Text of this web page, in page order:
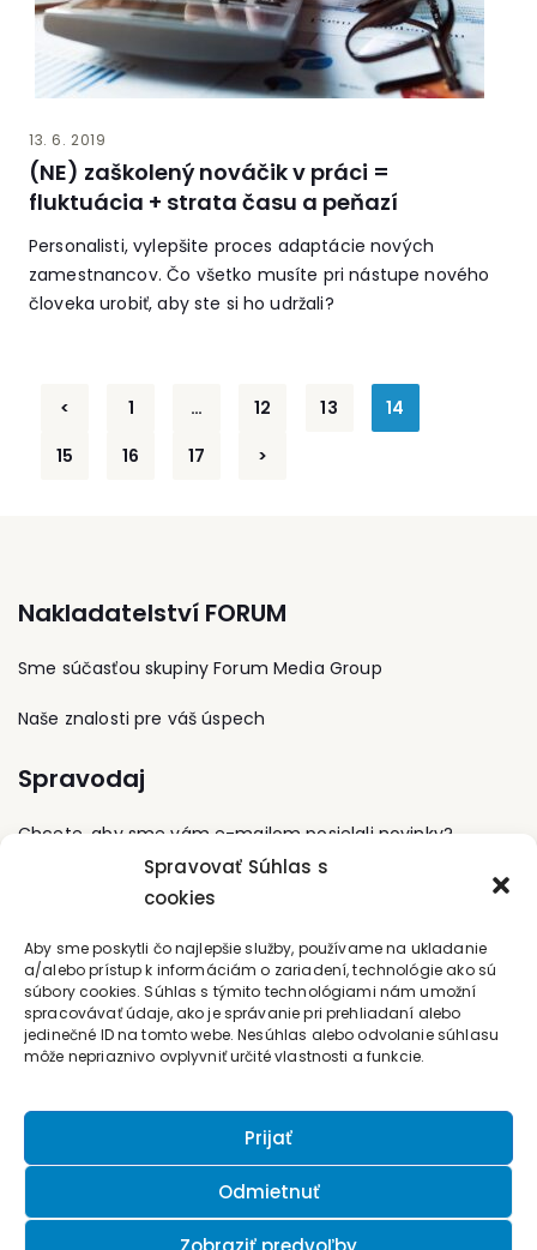
Spravovať Súhlas s
cookies
Aby sme poskytli čo najlepšie služby, používame na ukladanie
a/alebo prístup k informáciám o zariadení, technológie ako sú
súbory cookies. Súhlas s týmito technológiami nám umožní
spracovávať údaje, ako je správanie pri prehliadaní alebo
jedinečné ID na tomto webe. Nesúhlas alebo odvolanie súhlasu
môže nepriaznivo ovplyvniť určité vlastnosti a funkcie.
Prijať
Odmietnuť
13. 6. 2019
(NE) zaškolený nováčik v práci =
fluktuácia + strata času a peňazí
Personalisti, vylepšite proces adaptácie nových
zamestnancov. Čo všetko musíte pri nástupe nového
človeka urobiť, aby ste si ho udržali?
< 1 … 12 13
14
15
16 17 >
Nakladatelství FORUM
Sme súčasťou skupiny Forum Media Group
Naše znalosti pre váš úspech
Spravodaj
Chcete, aby sme vám e-mailom posielali novinky?
Prihláste sa na odber
Kontaktujte nás
office@forum-media.sk
Tel.: +420 251 115 576